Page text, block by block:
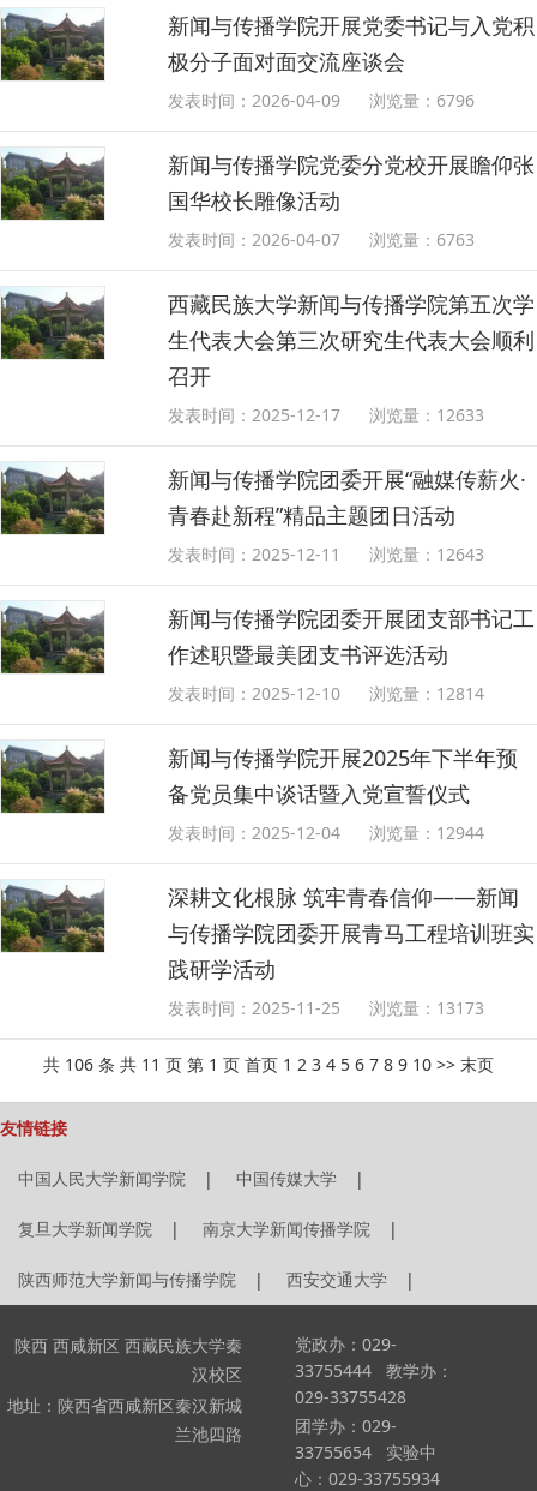
新闻与传播学院开展党委书记与入党积
极分子面对面交流座谈会
发表时间：2026-04-09 浏览量： 6796
新闻与传播学院党委分党校开展瞻仰张
国华校长雕像活动
发表时间：2026-04-07 浏览量： 6763
西藏民族大学新闻与传播学院第五次学
生代表大会第三次研究生代表大会顺利
召开
发表时间：2025-12-17 浏览量： 12633
新闻与传播学院团委开展“融媒传薪火·
青春赴新程”精品主题团日活动
发表时间：2025-12-11 浏览量： 12643
新闻与传播学院团委开展团支部书记工
作述职暨最美团支书评选活动
发表时间：2025-12-10 浏览量： 12814
新闻与传播学院开展2025年下半年预
备党员集中谈话暨入党宣誓仪式
发表时间：2025-12-04 浏览量： 12944
深耕文化根脉 筑牢青春信仰——新闻
与传播学院团委开展青马工程培训班实
践研学活动
发表时间：2025-11-25 浏览量： 13173
共 106 条 共 11 页 第 1 页 首页 1 2 3 4 5 6 7 8 9 10 >> 末页
友情链接
中国人民大学新闻学院 | 中国传媒大学 |
复旦大学新闻学院 | 南京大学新闻传播学院 |
陕西师范大学新闻与传播学院 | 西安交通大学 |
陕西 西咸新区 西藏民族大学秦
汉校区
地址：陕西省西咸新区秦汉新城
兰池四路
党政办：029-
33755444 教学办：
029-33755428
团学办：029-
33755654 实验中
心：029-33755934